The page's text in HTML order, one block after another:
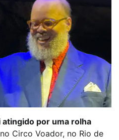
atingido por uma rolha
no Circo Voador, no Rio de